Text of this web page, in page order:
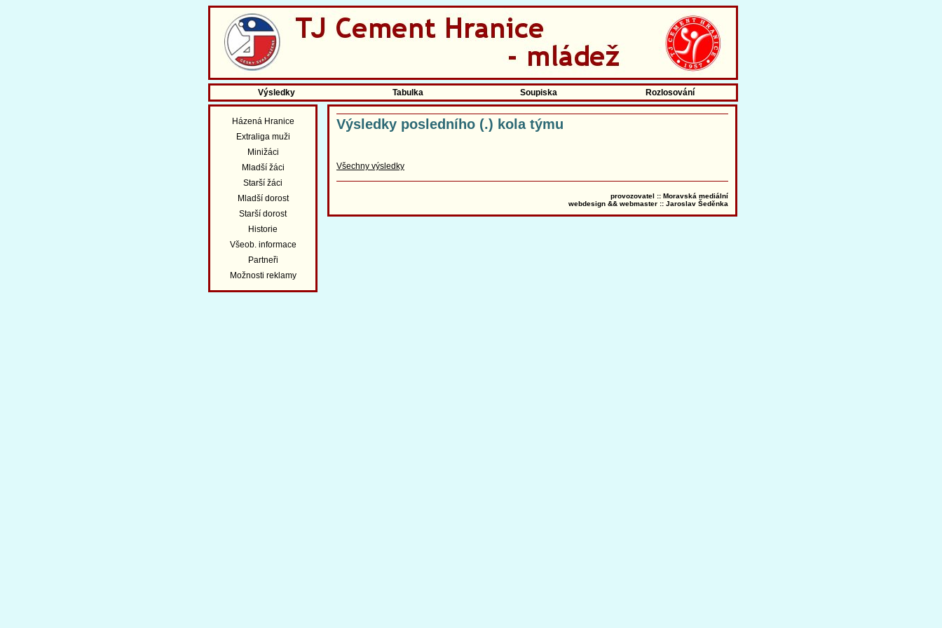
Výsledky Tabulka Soupiska Rozlosování
Házená Hranice
Extraliga muži
Minižáci
Mladší žáci
Starší žáci
Mladší dorost
Starší dorost
Historie
Všeob. informace
Partneři
Možnosti reklamy
Výsledky posledního (.) kola týmu
Všechny výsledky
provozovatel :: Moravská mediální
webdesign && webmaster :: Jaroslav Šeděnka